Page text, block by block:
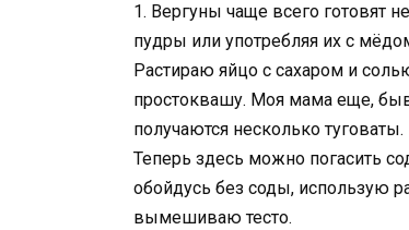
1. Вергуны чаще всего готовят
пудры или употребляя их с
Растираю яйцо с сахаром и
простоквашу. Моя мама еще,
получаются несколько туговаты.
Теперь здесь можно погасить
обойдусь без соды, использую
вымешиваю тесто.